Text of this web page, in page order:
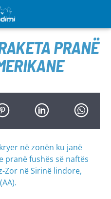
PRANË
në zonën ku janë
pranë fushës së naftës
Zor në Sirinë lindore,